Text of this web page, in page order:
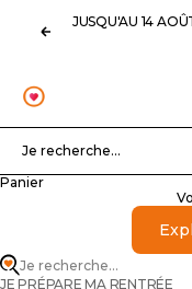
Précédent
JUSQU'AU 14
OHLALA
Recherche
Je recherche...
Panier
Je recherche...
JE PRÉPARE MA RENTRÉE